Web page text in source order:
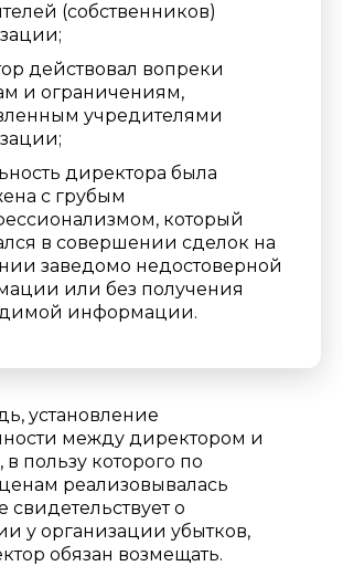
(собственников)
действовал вопреки
и ограничениям,
учредителями
директора была
с грубым
который
в совершении сделок на
заведомо недостоверной
или без получения
информации.
установление
между директором и
в пользу которого по
реализовывалась
свидетельствует о
у организации убытков,
обязан возмещать.